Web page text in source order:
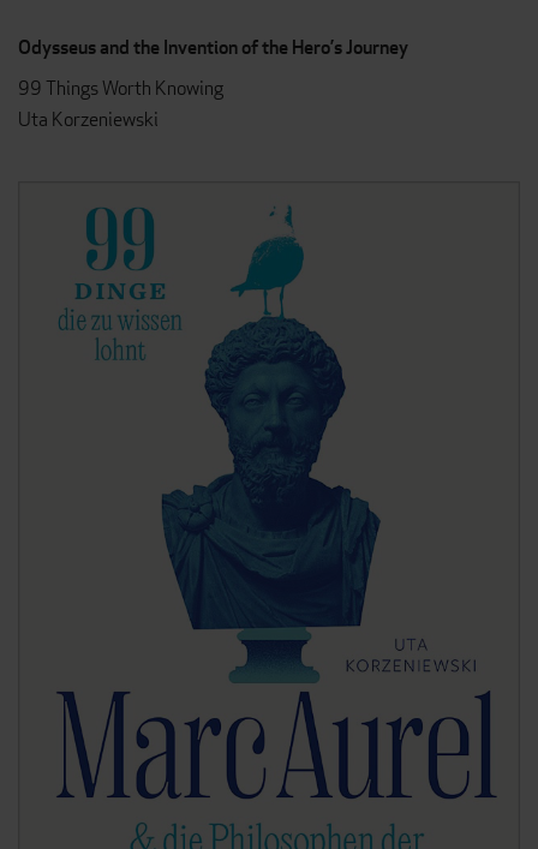
Odysseus and the Invention of the Hero’s Journey
99 Things Worth Knowing
Uta Korzeniewski